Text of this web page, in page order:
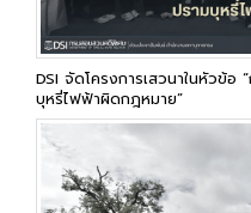
DSI จัดโครงการเสวนาในหัวข้อ
บุหรี่ไฟฟ้าผิดกฎหมาย”